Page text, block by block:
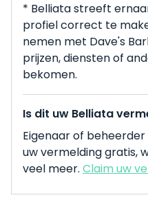
* Belliata streeft
profiel correct te
nemen met Dave's
prijzen, diensten of
bekomen.
Is dit uw Belliata
Eigenaar of
uw vermelding gratis,
veel meer. Claim uw